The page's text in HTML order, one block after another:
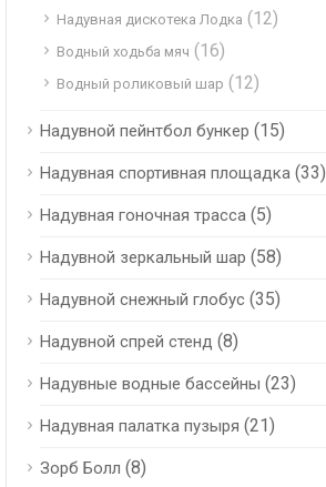
Надувная дискотека Лодка (12)
Водный ходьба мяч (16)
Водный роликовый шар (12)
Надувной пейнтбол бункер (15)
Надувная спортивная площадка (33)
Надувная гоночная трасса (5)
Надувной зеркальный шар (58)
Надувной снежный глобус (35)
Надувной спрей стенд (8)
Надувные водные бассейны (23)
Надувная палатка пузыря (21)
Зорб Болл (8)